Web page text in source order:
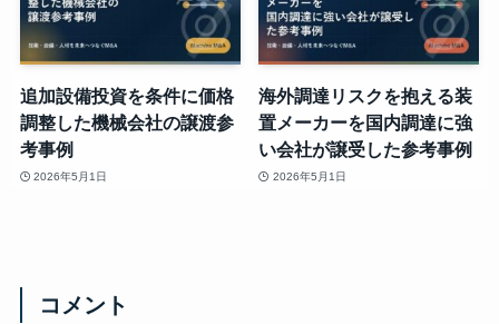
追加設備投資を条件に価格
調整した機械会社の譲渡参
考事例
2026年5月1日
海外調達リスクを抱える装
置メーカーを国内調達に強
い会社が譲受した参考事例
2026年5月1日
コメント